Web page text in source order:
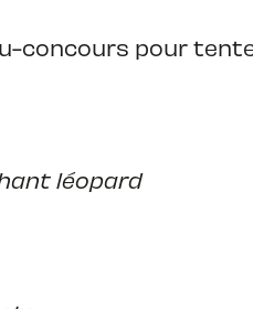
concours pour
léopard